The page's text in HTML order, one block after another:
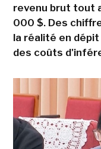
revenu brut tout
000 $. Des
la réalité en
des coûts